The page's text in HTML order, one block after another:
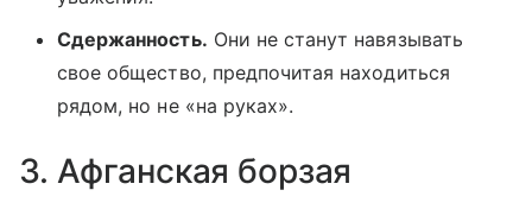
Сдержанность. Они не станут навязывать
свое общество, предпочитая находиться
рядом, но не «на руках».
3. Афганская борзая